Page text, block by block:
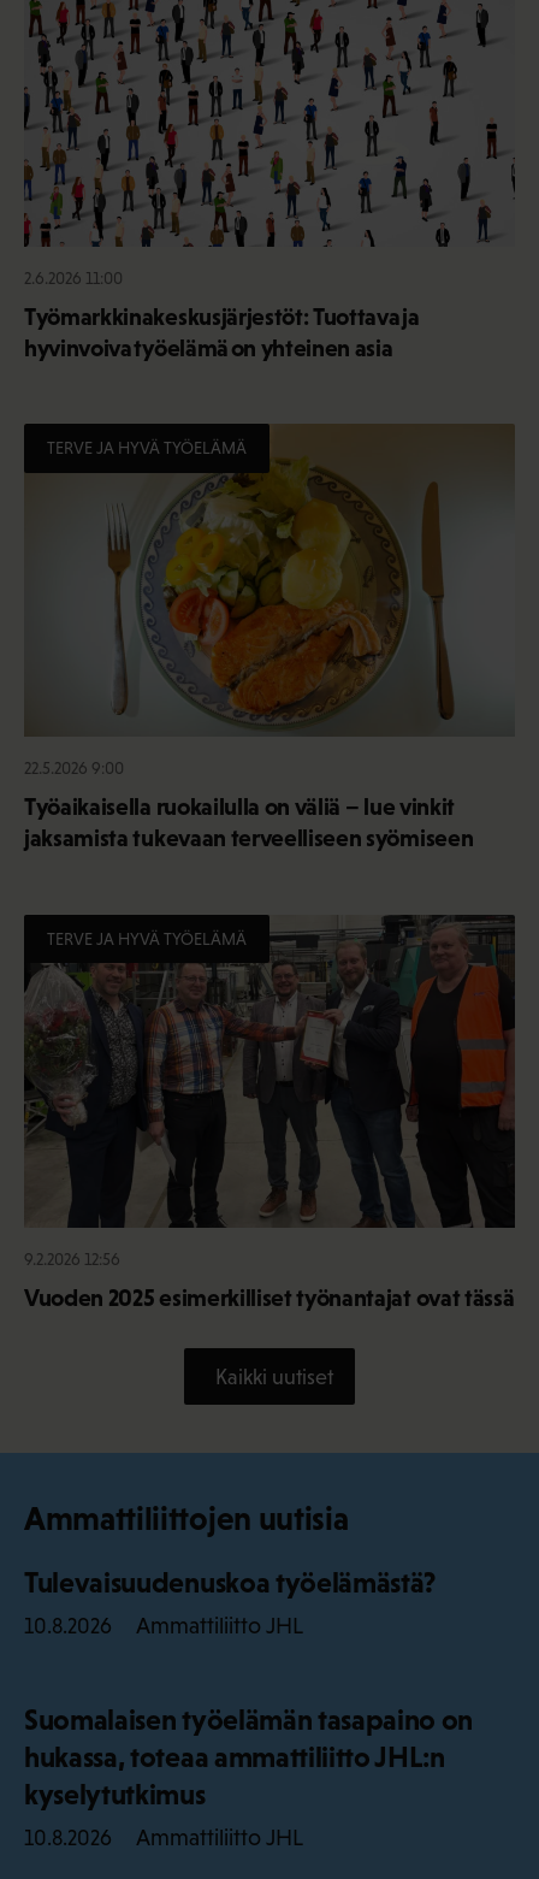
2.6.2026 11:00
Työmarkkinakeskusjärjestöt: Tuottava ja
hyvinvoiva työelämä on yhteinen asia
TERVE JA HYVÄ TYÖELÄMÄ
22.5.2026 9:00
Työaikaisella ruokailulla on väliä – lue vinkit
jaksamista tukevaan terveelliseen syömiseen
TERVE JA HYVÄ TYÖELÄMÄ
9.2.2026 12:56
Vuoden 2025 esimerkilliset työnantajat ovat tässä
Kaikki uutiset
Ammattiliittojen uutisia
Tulevaisuudenuskoa työelämästä?
10.8.2026 Ammattiliitto JHL
Suomalaisen työelämän tasapaino on
hukassa, toteaa ammattiliitto JHL:n
kyselytutkimus
10.8.2026 Ammattiliitto JHL